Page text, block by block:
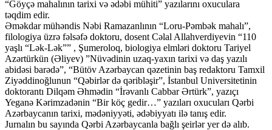
“Göyçə mahalının tarixi və ədəbi mühiti” yazılarını oxuculara
təqdim edir.
Əməkdar mühəndis Nəbi Ramazanlının “Loru-Pəmbək mahalı”,
filologiya üzrə fəlsəfə doktoru, dosent Cəlal Allahverdiyevin “110
yaşlı “Lək-Lək”” , Şumeroloq, biologiya elmləri doktoru Tariyel
Azərtürkün (Əliyev) ”Nüvədinin uzaq-yaxın tarixi və daş yazılı
abidəsi barədə”, “Bütöv Azərbaycan qəzetinin baş redaktoru Tamxil
Ziyəddinoğlunun “Qəbirlər də qəribləşir”, İstanbul Universitetinin
doktorantı Dilqəm Əhmədin “İrəvanlı Cabbar Ərtürk”, yazıçı
Yeganə Kərimzadənin “Bir köç gedir…” yazıları oxucuları Qərbi
Azərbaycanın tarixi, mədəniyyəti, ədəbiyyatı ilə tanış edir.
Jurnalın bu sayında Qərbi Azərbaycanla bağlı şeirlər yer də alıb.